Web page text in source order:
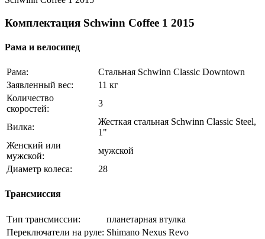
Комплектация Schwinn Coffee 1 2015
Рама и велосипед
Рама:
Стальная Schwinn Classic Downtown
Заявленный вес:
11 кг
Количество
скоростей:
3
Вилка:
Жесткая стальная Schwinn Classic Steel,
1"
Женский или
мужской:
мужской
Диаметр колеса:
28
Трансмиссия
Тип трансмиссии:
планетарная втулка
Переключатели на руле: Shimano Nexus Revo